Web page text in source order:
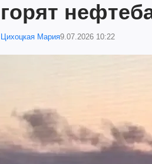
горят
Цихоцкая Мария9.07.2026 10:22